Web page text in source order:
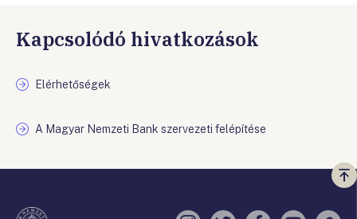
Kapcsolódó hivatkozások
Elérhetőségek
A Magyar Nemzeti Bank szervezeti felépítése
a